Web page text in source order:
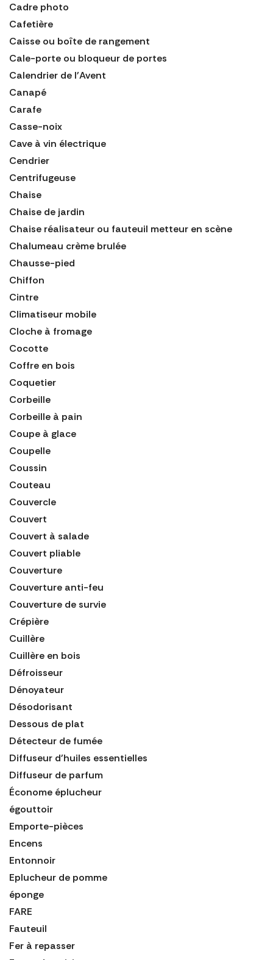
Cadre photo
Cafetière
Caisse ou boîte de rangement
Cale-porte ou bloqueur de portes
Calendrier de l'Avent
Canapé
Carafe
Casse-noix
Cave à vin électrique
Cendrier
Centrifugeuse
Chaise
Chaise de jardin
Chaise réalisateur ou fauteuil metteur en scène
Chalumeau crème brulée
Chausse-pied
Chiffon
Cintre
Climatiseur mobile
Cloche à fromage
Cocotte
Coffre en bois
Coquetier
Corbeille
Corbeille à pain
Coupe à glace
Coupelle
Coussin
Couteau
Couvercle
Couvert
Couvert à salade
Couvert pliable
Couverture
Couverture anti-feu
Couverture de survie
Crépière
Cuillère
Cuillère en bois
Défroisseur
Dénoyateur
Désodorisant
Dessous de plat
Détecteur de fumée
Diffuseur d'huiles essentielles
Diffuseur de parfum
Économe éplucheur
égouttoir
Emporte-pièces
Encens
Entonnoir
Eplucheur de pomme
éponge
FARE
Fauteuil
Fer à repasser